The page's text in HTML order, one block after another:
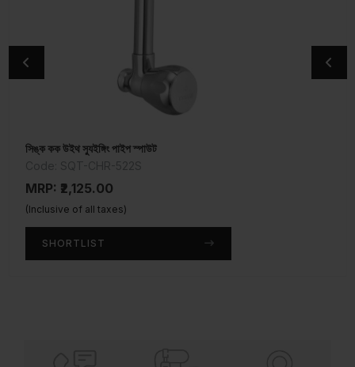
সিঙ্ক কক উইথ স্যুইঙ্গিং পাইপ স্পাউট
MRP: ₹2,125.00
(Inclusive of all taxes)
SHORTLIST
2-ওয়ে অ্যাঙ্গেল ভাল্ভ
MRP: ₹1,975.00
(Inclusive of all taxes)
SHORTLIST